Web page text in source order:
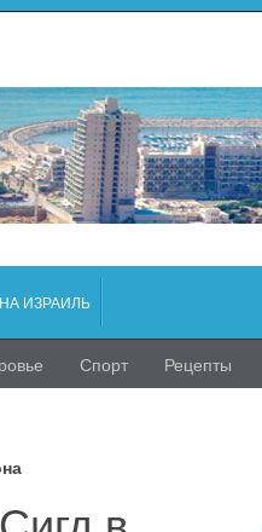
ИЗРАИЛЬ
Спорт Рецепты